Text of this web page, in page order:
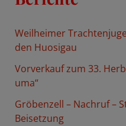
n
:
Weilheimer
den Huosigau
Vorverkauf zum 33.
uma“
Gröbenzell – Nachruf –
Beisetzung